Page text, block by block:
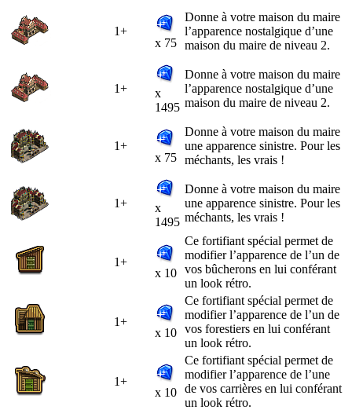
1+
x 75
Donne à votre maison du maire
l’apparence nostalgique d’une
maison du maire de niveau 2.
1+
x
1495
Donne à votre maison du maire
l’apparence nostalgique d’une
maison du maire de niveau 2.
1+
x 75
Donne à votre maison du maire
une apparence sinistre. Pour les
méchants, les vrais !
1+
x
1495
Donne à votre maison du maire
une apparence sinistre. Pour les
méchants, les vrais !
1+
x 10
Ce fortifiant spécial permet de
modifier l’apparence de l’un de
vos bûcherons en lui conférant
un look rétro.
1+
x 10
Ce fortifiant spécial permet de
modifier l’apparence de l’un de
vos forestiers en lui conférant
un look rétro.
1+
x 10
Ce fortifiant spécial permet de
modifier l’apparence de l’une
de vos carrières en lui conférant
un look rétro.